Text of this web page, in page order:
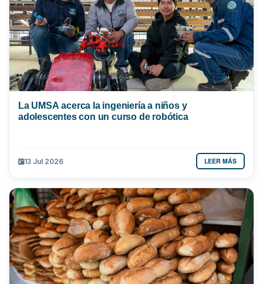
La UMSA acerca la ingeniería a niños y
adolescentes con un curso de robótica
13 Jul 2026 LEER MÁS